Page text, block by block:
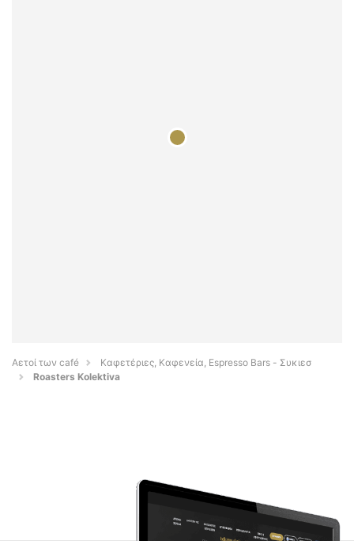
Αετοί των café
Καφετέριες, Καφενεία, Espresso Bars - Συκιεσ
Roasters Kolektiva